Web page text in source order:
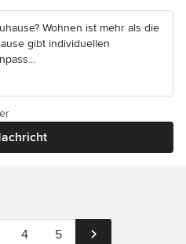
Wohnen ist mehr als die
gibt individuellen
4 5